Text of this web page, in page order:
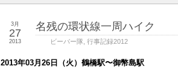
名残の環状線一周ハイク
ビーバー隊 行事記録2012
3月
27
2013
2013年03月26日（火）鶴橋駅〜御幣島駅